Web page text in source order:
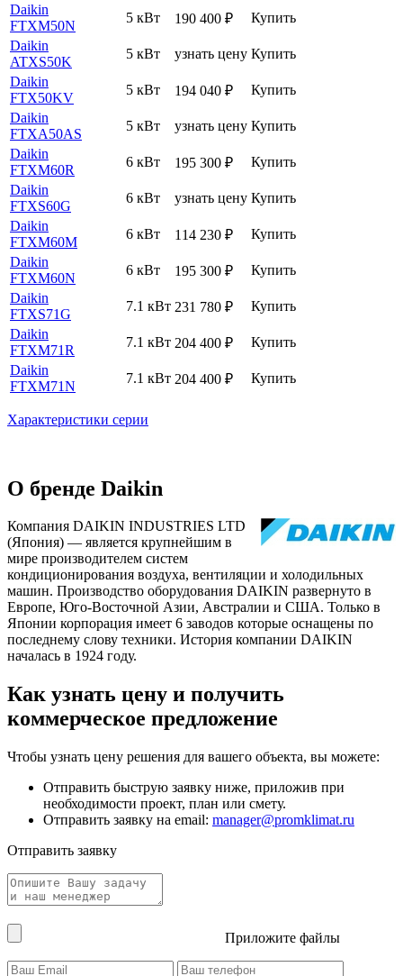
Daikin
FTXM50N
5 кВт 190 400 ₽
Купить
Daikin
ATXS50K
5 кВт узнать цену Купить
Daikin
FTX50KV
5 кВт 194 040 ₽
Купить
Daikin
FTXA50AS
5 кВт узнать цену Купить
Daikin
FTXM60R
6 кВт 195 300 ₽
Купить
Daikin
FTXS60G
6 кВт узнать цену Купить
Daikin
FTXM60M
6 кВт 114 230 ₽
Купить
Daikin
FTXM60N
6 кВт 195 300 ₽
Купить
Daikin
FTXS71G
7.1 кВт 231 780 ₽
Купить
Daikin
FTXM71R
7.1 кВт 204 400 ₽
Купить
Daikin
FTXM71N
7.1 кВт 204 400 ₽ Купить
Характеристики серии
О бренде Daikin
Компания DAIKIN INDUSTRIES LTD
(Япония) — является крупнейшим в
мире производителем систем
кондиционирования воздуха, вентиляции и холодильных
машин. Производство оборудования DAIKIN развернуто в
Европе, Юго-Восточной Азии, Австралии и США. Только в
Японии корпорация имеет 6 заводов которые оснащены по
последнему слову техники. История компании DAIKIN
началась в 1924 году.
Как узнать цену и получить
коммерческое предложение
Чтобы узнать цену решения для вашего объекта, вы можете:
Отправить быструю заявку ниже, приложив при
необходимости проект, план или смету.
Отправить заявку на email: manager@promklimat.ru
Отправить заявку
Приложите файлы